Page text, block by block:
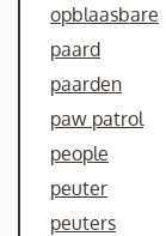
opblaasbare
paard
paarden
paw patrol
people
peuter
peuters